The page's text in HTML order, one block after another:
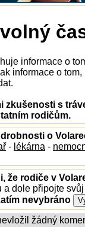
informace o
informace o
zkušenosti s
rodičům.
o
- lékárna -
že rodiče v
a dole připojte
nevybráno
žádný